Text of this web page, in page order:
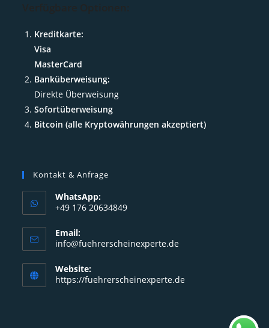
Kreditkarte:
Visa
MasterCard
Banküberweisung:
Direkte Überweisung
Sofortüberweisung
Bitcoin (alle Kryptowährungen akzeptiert)
Kontakt & Anfrage
WhatsApp:
+49 176 20634849
in
your
application
Email:
info@fuehrerscheinexperte.deOpens
application
Website:
https://fuehrerscheinexperte.de